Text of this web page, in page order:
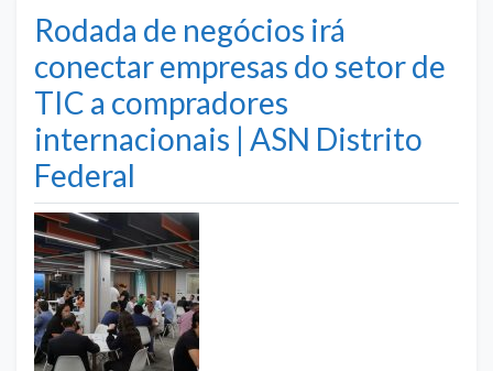
Rodada de negócios irá
conectar empresas do setor de
TIC a compradores
internacionais | ASN Distrito
Federal